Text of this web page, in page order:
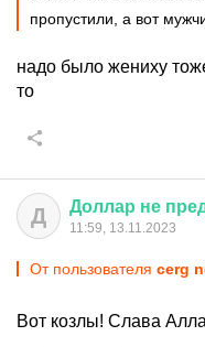
пропустили, а вот
надо было жениху
то
Д Доллар не
11:59, 13.11.2023
От пользователя cerg
Вот козлы! Слава